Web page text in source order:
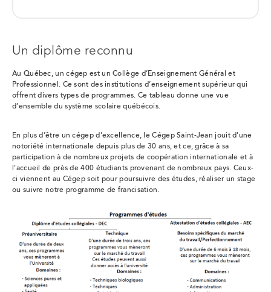
Un diplôme reconnu
Au Québec, un cégep est un Collège d’Enseignement Général et
Professionnel. Ce sont des institutions d’enseignement supérieur qui
offrent divers types de programmes. Ce tableau donne une vue
d’ensemble du système scolaire québécois.
En plus d’être un cégep d’excellence, le Cégep Saint-Jean jouit d'une
notoriété internationale depuis plus de 30 ans, et ce, grâce à sa
participation à de nombreux projets de coopération internationale et à
l'accueil de près de 400 étudiants provenant de nombreux pays. Ceux-
ci viennent au Cégep soit pour poursuivre des études, réaliser un stage
ou suivre notre programme de francisation.